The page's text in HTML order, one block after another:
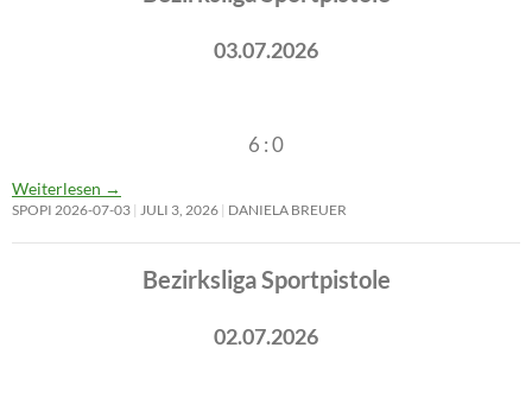
03.07.2026
6 : 0
Weiterlesen →
SPOPI 2026-07-03 JULI 3, 2026 DANIELA BREUER
Bezirksliga Sportpistole
02.07.2026